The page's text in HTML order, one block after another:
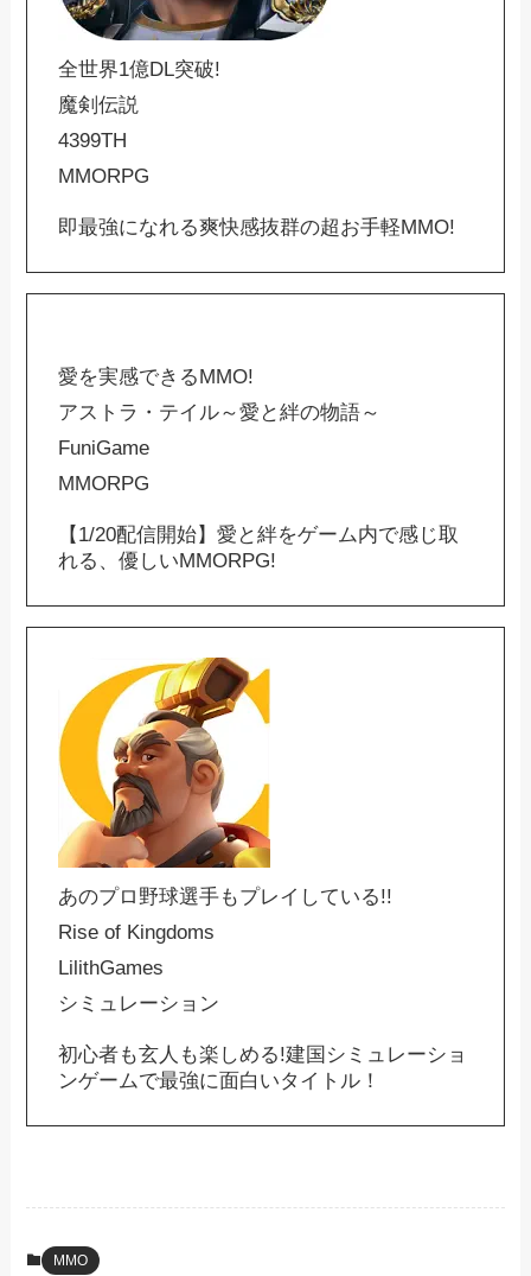
全世界1億DL突破!
魔剣伝説
4399TH
MMORPG
即最強になれる爽快感抜群の超お手軽MMO!
愛を実感できるMMO!
アストラ・テイル～愛と絆の物語～
FuniGame
MMORPG
【1/20配信開始】愛と絆をゲーム内で感じ取
れる、優しいMMORPG!
あのプロ野球選手もプレイしている!!
Rise of Kingdoms
LilithGames
シミュレーション
初心者も玄人も楽しめる!建国シミュレーショ
ンゲームで最強に面白いタイトル！
MMO